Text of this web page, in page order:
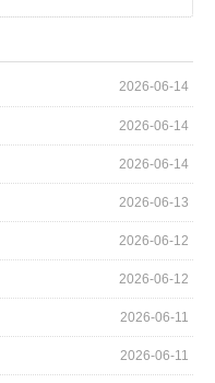
2026-06-14
2026-06-14
2026-06-14
2026-06-13
2026-06-12
2026-06-12
2026-06-11
2026-06-11